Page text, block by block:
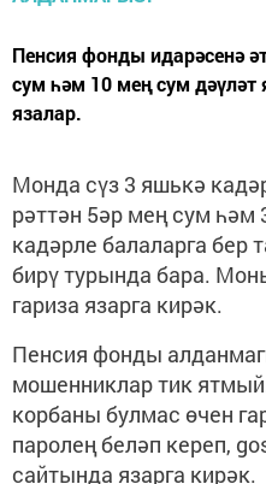
Пенсия фонды идарәсенә
сум һәм 10 мең сум дәүләт
язалар.
Монда сүз 3 яшькә
рәттән 5әр мең сум һәм
кадәрле балаларга бер
бирү турында бара.
гариза язарга кирәк.
Пенсия фонды
мошенниклар тик
корбаны булмас өчен
паролең беләп кереп,
сайтында язарга кирәк.